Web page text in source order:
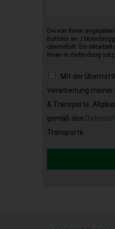
Die von Ihnen
Buttons an
übermittelt. Ein
Ihnen in Verbindung
Mit der
Verarbeitung meiner
& Transporte,
gemäß den
Transporte.